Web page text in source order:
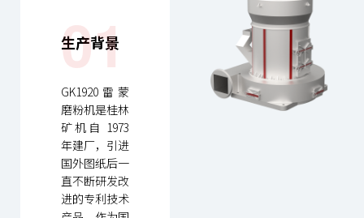
01
生产背景
GK1920雷蒙
磨粉机是桂林
矿机自 1973
年建厂，引进
国外图纸后一
直不断研发改
进的专利技术